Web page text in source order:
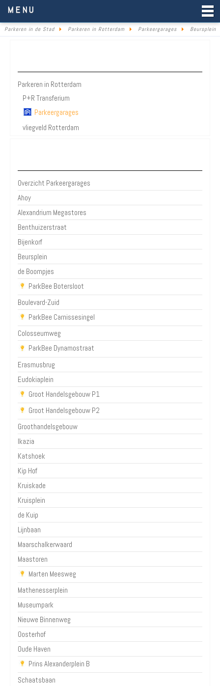
MENU
Parkeren in de Stad Parkeren in Rotterdam Parkeergarages Beursplein
Parkeren in Rotterdam
P+R Transferium
Parkeergarages
vliegveld Rotterdam
Overzicht Parkeergarages
Ahoy
Alexandrium Megastores
Benthuizerstraat
Bijenkorf
Beursplein
de Boompjes
ParkBee Botersloot
Boulevard-Zuid
ParkBee Carnissesingel
Colosseumweg
ParkBee Dynamostraat
Erasmusbrug
Eudokiaplein
Groot Handelsgebouw P1
Groot Handelsgebouw P2
Groothandelsgebouw
Ikazia
Katshoek
Kip Hof
Kruiskade
Kruisplein
de Kuip
Lijnbaan
Maarschalkerwaard
Maastoren
Marten Meesweg
Mathenesserplein
Museumpark
Nieuwe Binnenweg
Oosterhof
Oude Haven
Prins Alexanderplein B
Schaatsbaan